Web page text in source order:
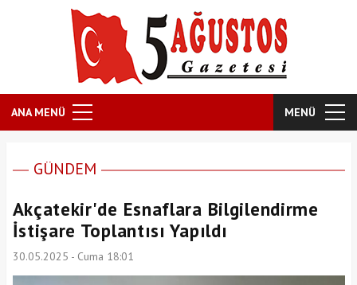
ANA MENÜ MENÜ
GÜNDEM
Akçatekir'de Esnaflara Bilgilendirme
İstişare Toplantısı Yapıldı
30.05.2025 - Cuma 18:01